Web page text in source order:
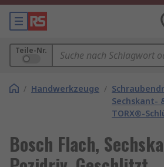
Teile-Nr.
/ Handwerkzeuge /
Sechskant-
TORX®-
Bosch Flach,